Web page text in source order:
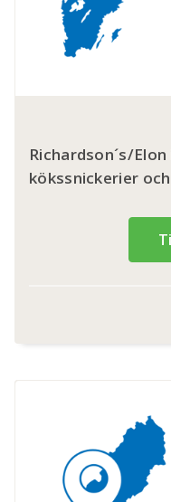
Richardson´s/
kökssnickerier